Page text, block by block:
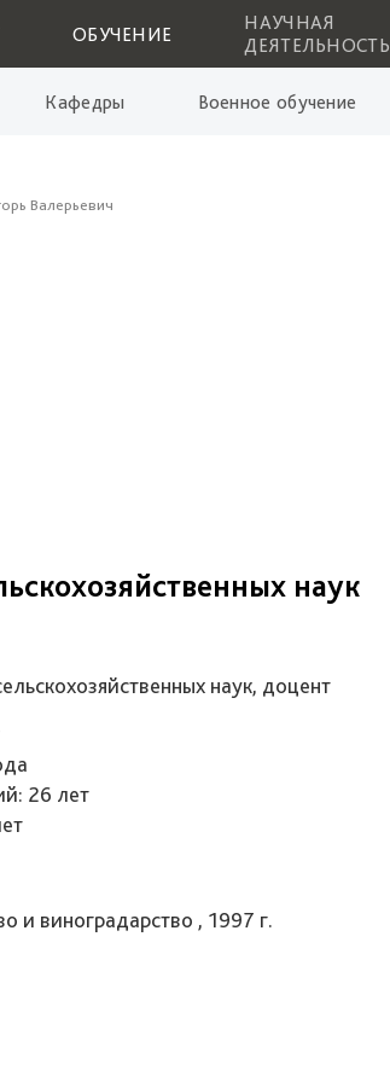
ОБУЧЕНИЕ
НАУЧНАЯ
ДЕЯТЕЛЬНОСТЬ
Кафедры Военное обучение
Валерьевич
наук
наук, доцент
26 лет
и виноградарство , 1997 г.